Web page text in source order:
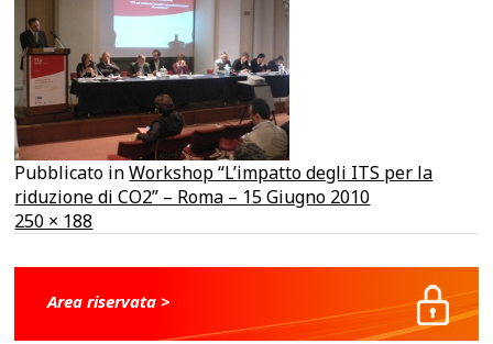
Pubblicato inWorkshop “L’impatto degli ITS per la
riduzione di CO2” – Roma – 15 Giugno 2010
A
piena
250 × 188
Area riservata >